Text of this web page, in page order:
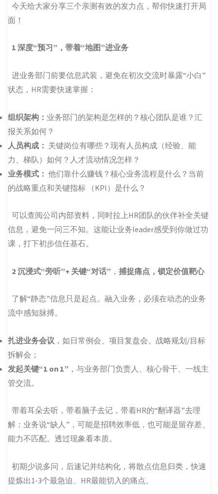
今天给大家分享三个亲测有效的发力点，帮你快速打开局
面！
1 深度“预习”，带着“地图”进业务
进业务部门前要信息武装，避免在初次交流时暴露“小白”
状态，HR需要快速掌握：
组织架构： 业务部门的架构是怎样的？核心团队是谁？汇
报关系如何？
人员构成： 关键岗位有哪些？现有人员构成（经验、能
力、梯队）如何？人才流动情况怎样？
业务模式： 他们靠什么赚钱？核心业务流程是什么？当前
的战略重点和关键指标 （KPI）是什么？
可以查阅公司内部资料，同时拉上HR团队的伙伴补全关键
信息，避免一问三不知。这能让业务leader感受到你做过功
课，打下初步信任基石。
2 沉浸式“旁听”+ 关键“对话” ，捕捉痛点，锁定价值靶心
了解“静态”信息只是起点。融入业务，必须在动态的业务
流中感知脉搏。
扎进业务会议 ，如日常例会、项目复盘会、战略规划/目标
拆解会；
发起关键“1 on 1” ，与业务部门负责人、核心骨干、一线主
管交流。
带着耳朵去听，带着脑子去记，带着HR的“翻译器”去理
解：业务说“缺人”，可能是招聘效率低，也可能是留存差、
能力不匹配。透过现象看本质。
初期少说多问，后速记并结构化，将散点信息归类，快速
提炼出1-3个最急迫、HR最能切入的痛点。